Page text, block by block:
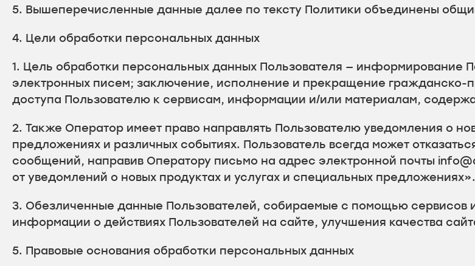
5. Вышеперечисленные данные далее по тексту Политики объединены
4. Цели обработки персональных данных
1. Цель обработки персональных данных Пользователя — информирование
электронных писем; заключение, исполнение и прекращение гражданско-
доступа Пользователю к сервисам, информации и/или материалам,
2. Также Оператор имеет право направлять Пользователю уведомления о
предложениях и различных событиях. Пользователь всегда может
сообщений, направив Оператору письмо на адрес электронной почты
от уведомлений о новых продуктах и услугах и специальных предложениях».
3. Обезличенные данные Пользователей, собираемые с помощью сервисов
информации о действиях Пользователей на сайте, улучшения качества
5. Правовые основания обработки персональных данных